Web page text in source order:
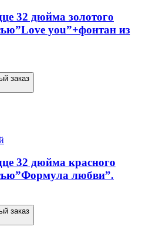
32 дюйма золотого
you”+фонтан из
заказ
32 дюйма красного
любви”.
заказ